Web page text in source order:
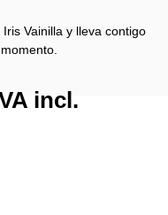
Vainilla y lleva contigo
incl.